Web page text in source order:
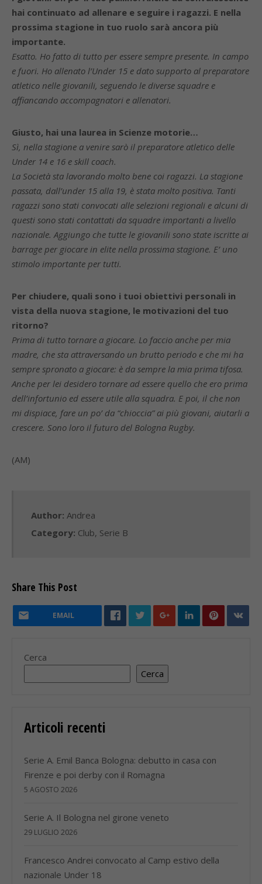
hai continuato ad allenare e seguire i ragazzi. E nella
prossima stagione in tuo ruolo sarà ancora più
importante.
Esatto. Ho fatto di tutto per essere sempre presente. In campo
e fuori. Ho allenato l’Under 15 e dato supporto al preparatore
atletico nelle giovanili, seguendo le diverse squadre e
affiancando accompagnatori e allenatori.
Giusto, hai una laurea in Scienze motorie…
Sì, nella stagione a venire sarò il preparatore atletico delle
Under 14 e 16 e skill coach.
La Società sta lavorando molto bene coi ragazzi. La stagione
passata, dall’under 15 alla 19, è stata molto positiva. Tanti
ragazzi sono stati convocati alle selezioni regionali e alcuni di
questi sono stati contattati da squadre importanti a livello
nazionale. Aggiungo che tutte le giovanili sono state iscritte ai
barrage per giocare in elite nella prossima stagione. E’ uno
stimolo importante per tutti.
Per chiudere, quali sono i tuoi obiettivi personali in
vista della nuova stagione, le motivazioni del tuo
ritorno?
Prima di tutto tornare a giocare. Lo faccio anche per mia
madre, che sta attraversando un brutto periodo e che mi ha
sempre spronato a giocare: è da sempre la mia prima tifosa.
Anche per lei desidero tornare ad essere quello che ero prima
dell’infortunio ed essere utile alla squadra. E poi, il che non
mi dispiace, fare un po’ da “chioccia” ai più giovani, aiutarli a
crescere. Sono loro il futuro del Bologna Rugby.
(AM)
Author: Andrea
Category: Club, Serie B
Share This Post
EMAIL
Cerca
Cerca
Articoli recenti
Serie A. Emil Banca Bologna: debutto in casa con
Firenze e poi derby con il Romagna
5 AGOSTO 2026
Serie A. Il Bologna nel girone veneto
29 LUGLIO 2026
Francesco Andrei convocato al Camp estivo della
nazionale Under 18